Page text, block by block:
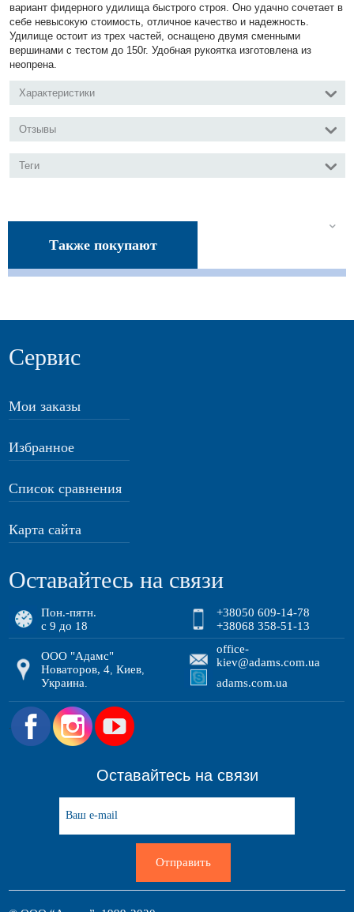
вариант фидерного удилища быстрого строя. Оно удачно сочетает в
себе невысокую стоимость, отличное качество и надежность.
Удилище остоит из трех частей, оснащено двумя сменными
вершинами с тестом до 150г. Удобная рукоятка изготовлена из
неопрена.
Характеристики
Отзывы
Теги
Также покупают
Сервис
Мои заказы
Избранное
Список сравнения
Карта сайта
Оставайтесь на связи
Пон.-пятн.
с 9 до 18
+38050 609-14-78
+38068 358-51-13
ООО "Адамс"
Новаторов, 4 ,Киев
Украина
office-
kiev@adams.com.ua
adams.com.ua
.
Оставайтесь на связи
Отправить